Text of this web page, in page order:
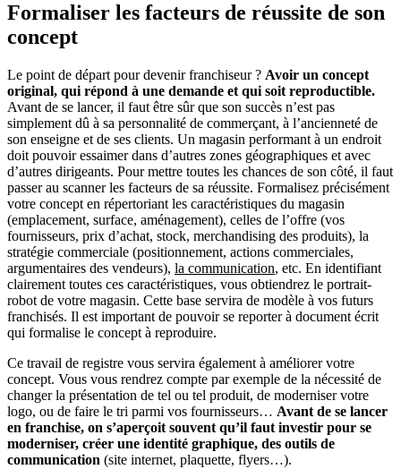
Formaliser les facteurs de réussite de son
concept
Le point de départ pour devenir franchiseur ? Avoir un concept
original, qui répond à une demande et qui soit reproductible.
Avant de se lancer, il faut être sûr que son succès n’est pas
simplement dû à sa personnalité de commerçant, à l’ancienneté de
son enseigne et de ses clients. Un magasin performant à un endroit
doit pouvoir essaimer dans d’autres zones géographiques et avec
d’autres dirigeants. Pour mettre toutes les chances de son côté, il faut
passer au scanner les facteurs de sa réussite. Formalisez précisément
votre concept en répertoriant les caractéristiques du magasin
(emplacement, surface, aménagement), celles de l’offre (vos
fournisseurs, prix d’achat, stock, merchandising des produits), la
stratégie commerciale (positionnement, actions commerciales,
argumentaires des vendeurs), la communication, etc. En identifiant
clairement toutes ces caractéristiques, vous obtiendrez le portrait-
robot de votre magasin. Cette base servira de modèle à vos futurs
franchisés. Il est important de pouvoir se reporter à document écrit
qui formalise le concept à reproduire.
Ce travail de registre vous servira également à améliorer votre
concept. Vous vous rendrez compte par exemple de la nécessité de
changer la présentation de tel ou tel produit, de moderniser votre
logo, ou de faire le tri parmi vos fournisseurs… Avant de se lancer
en franchise, on s’aperçoit souvent qu’il faut investir pour se
moderniser, créer une identité graphique, des outils de
communication (site internet, plaquette, flyers…).